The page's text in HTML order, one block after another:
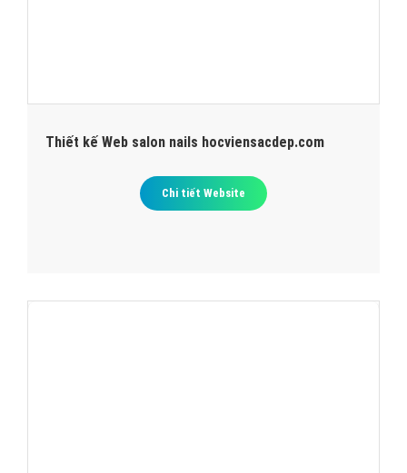
Thiết kế Web salon nails hocviensacdep.com
Chi tiết Website